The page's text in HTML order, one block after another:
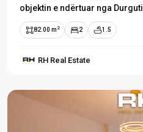
objektin e ndërtuar nga
82.00 m 2 2 1.5
RH Real Estate
Tophane,